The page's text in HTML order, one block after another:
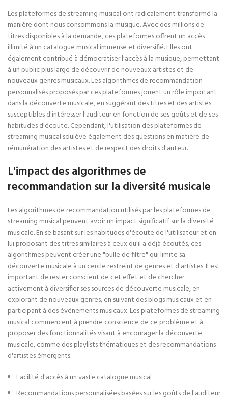
Les plateformes de streaming musical ont radicalement transformé la
manière dont nous consommons la musique. Avec des millions de
titres disponibles à la demande, ces plateformes offrent un accès
illimité à un catalogue musical immense et diversifié. Elles ont
également contribué à démocratiser l'accès à la musique, permettant
à un public plus large de découvrir de nouveaux artistes et de
nouveaux genres musicaux. Les algorithmes de recommandation
personnalisés proposés par ces plateformes jouent un rôle important
dans la découverte musicale, en suggérant des titres et des artistes
susceptibles d'intéresser l'auditeur en fonction de ses goûts et de ses
habitudes d'écoute. Cependant, l'utilisation des plateformes de
streaming musical soulève également des questions en matière de
rémunération des artistes et de respect des droits d'auteur.
L'impact des algorithmes de
recommandation sur la diversité musicale
Les algorithmes de recommandation utilisés par les plateformes de
streaming musical peuvent avoir un impact significatif sur la diversité
musicale. En se basant sur les habitudes d'écoute de l'utilisateur et en
lui proposant des titres similaires à ceux qu'il a déjà écoutés, ces
algorithmes peuvent créer une "bulle de filtre" qui limite sa
découverte musicale à un cercle restreint de genres et d'artistes. Il est
important de rester conscient de cet effet et de chercher
activement à diversifier ses sources de découverte musicale, en
explorant de nouveaux genres, en suivant des blogs musicaux et en
participant à des événements musicaux. Les plateformes de streaming
musical commencent à prendre conscience de ce problème et à
proposer des fonctionnalités visant à encourager la découverte
musicale, comme des playlists thématiques et des recommandations
d'artistes émergents.
Facilité d'accès à un vaste catalogue musical
Recommandations personnalisées basées sur les goûts de l'auditeur